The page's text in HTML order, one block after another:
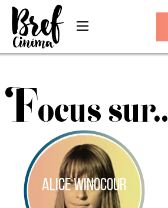
Focus sur...
ALICE WINOCOUR